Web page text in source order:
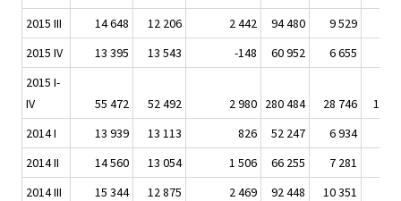
2015 III
14 648 12 206 2 442 94 480 9 529
2015 IV
13 395 13 543 -148 60 952 6 655
2015 I-
IV
55 472 52 492 2 980 280 484 28 746
16
2014 I
13 939 13 113 826 52 247 6 934
2014 II
14 560 13 054 1 506 66 255 7 281
2014 III
15 344 12 875 2 469 92 448 10 351